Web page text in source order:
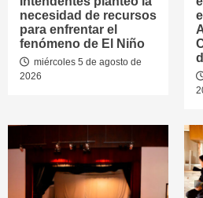
necesidad de recursos
para enfrentar el
fenómeno de El Niño
miércoles 5 de agosto de
2026